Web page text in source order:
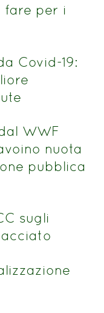
fare per i
Covid-19:
WWF
nuota
pubblica
sugli